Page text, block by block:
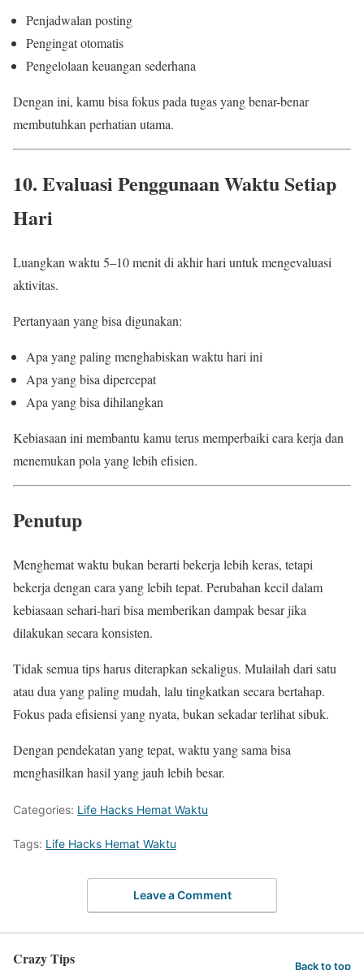
Penjadwalan posting
Pengingat otomatis
Pengelolaan keuangan sederhana
Dengan ini, kamu bisa fokus pada tugas yang benar-benar
membutuhkan perhatian utama.
10. Evaluasi Penggunaan Waktu Setiap
Hari
Luangkan waktu 5–10 menit di akhir hari untuk mengevaluasi
aktivitas.
Pertanyaan yang bisa digunakan:
Apa yang paling menghabiskan waktu hari ini
Apa yang bisa dipercepat
Apa yang bisa dihilangkan
Kebiasaan ini membantu kamu terus memperbaiki cara kerja dan
menemukan pola yang lebih efisien.
Penutup
Menghemat waktu bukan berarti bekerja lebih keras, tetapi
bekerja dengan cara yang lebih tepat. Perubahan kecil dalam
kebiasaan sehari-hari bisa memberikan dampak besar jika
dilakukan secara konsisten.
Tidak semua tips harus diterapkan sekaligus. Mulailah dari satu
atau dua yang paling mudah, lalu tingkatkan secara bertahap.
Fokus pada efisiensi yang nyata, bukan sekadar terlihat sibuk.
Dengan pendekatan yang tepat, waktu yang sama bisa
menghasilkan hasil yang jauh lebih besar.
Categories: Life Hacks Hemat Waktu
Tags: Life Hacks Hemat Waktu
Leave a Comment
Crazy Tips Back to top